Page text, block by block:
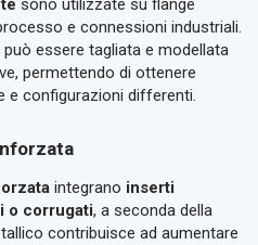
sono utilizzate su flange
e connessioni industriali.
può essere tagliata e modellata
permettendo di ottenere
e configurazioni differenti.
integrano inserti
o corrugati, a seconda della
contribuisce ad aumentare